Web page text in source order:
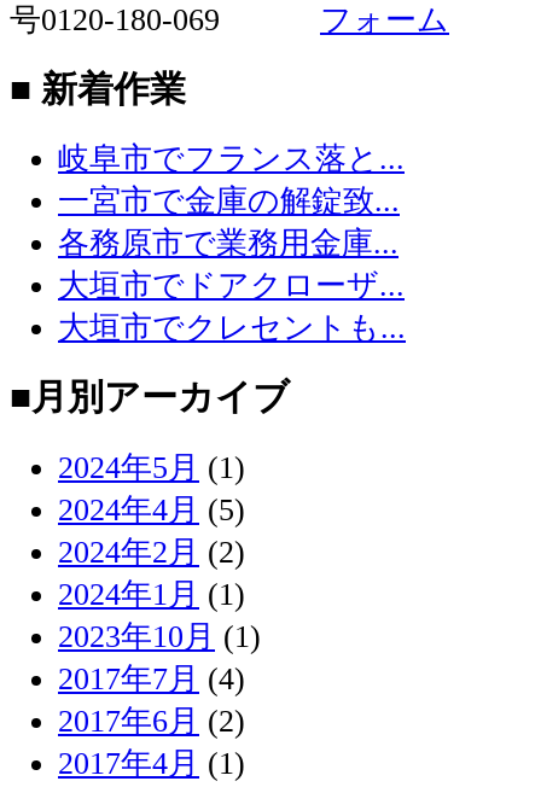
■ 新着作業
岐阜市でフランス落と...
一宮市で金庫の解錠致...
各務原市で業務用金庫...
大垣市でドアクローザ...
大垣市でクレセントも...
■月別アーカイブ
2024年5月 (1)
2024年4月 (5)
2024年2月 (2)
2024年1月 (1)
2023年10月 (1)
2017年7月 (4)
2017年6月 (2)
2017年4月 (1)